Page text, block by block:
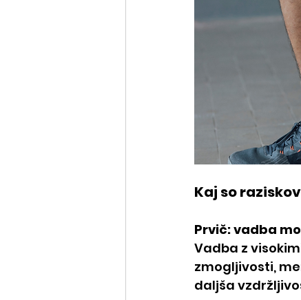
Kaj so
Prvič: vadba
Vadba z
zmogljivosti,
daljša